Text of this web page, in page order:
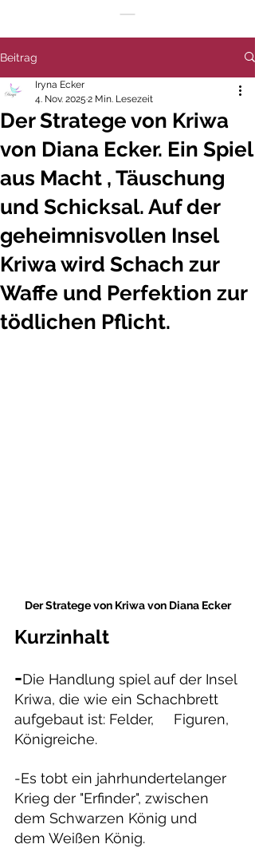
Beitrag
Der Stratege von Kriwa
von Diana Ecker. Ein Spiel
aus Macht , Täuschung
und Schicksal. Auf der
geheimnisvollen Insel
Kriwa wird Schach zur
Waffe und Perfektion zur
tödlichen Pflicht.
Iryna Ecker
4. Nov. 2025 2 Min. Lesezeit
Der Stratege von Kriwa von Diana Ecker
Kurzinhalt
-Die Handlung spiel auf der Insel
Kriwa, die wie ein Schachbrett
aufgebaut ist: Felder,     Figuren,
Königreiche.
-Es tobt ein jahrhundertelanger
Krieg der "Erfinder", zwischen
dem Schwarzen König und
dem Weißen König.